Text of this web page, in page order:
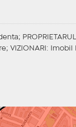
VIZIONARI : Imobil